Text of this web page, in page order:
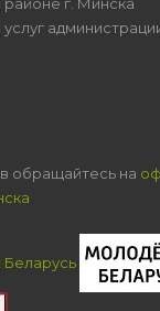
обращайтесь на